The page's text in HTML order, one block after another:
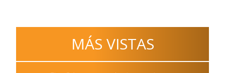
MÁS VISTAS